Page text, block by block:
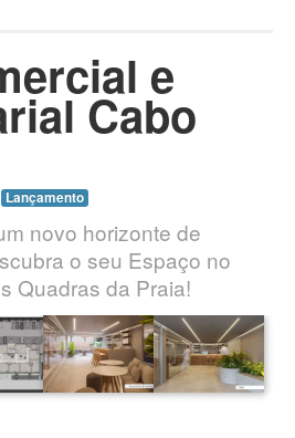
e
Cabo
Lançamento
novo horizonte de
o seu Espaço no
Quadras da Praia!